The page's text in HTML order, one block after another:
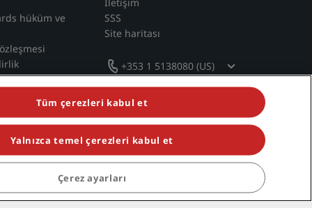
hüküm ve
SSS
Site haritası
+353 1 5138080 (US)
Tüm çerezleri kabul et
Yalnızca temel çerezleri kabul et
Çerez ayarları